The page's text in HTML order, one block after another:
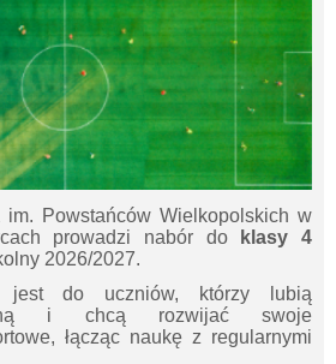
im. Powstańców Wielkopolskich w
prowadzi nabór do
klasy 4
2026/2027.
jest do uczniów, którzy lubią
i chcą rozwijać swoje
łącząc naukę z regularnymi